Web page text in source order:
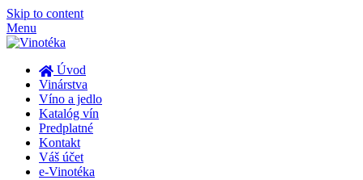
Skip to content
Menu
Úvod
Vinárstva
Víno a jedlo
Katalóg vín
Predplatné
Kontakt
Váš účet
e-Vinotéka